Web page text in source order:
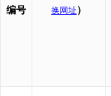
编号
换网址 ）